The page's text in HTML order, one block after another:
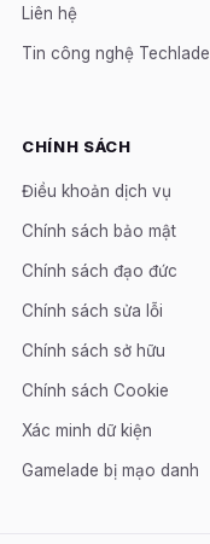
Liên hệ
Tin công nghệ Techlade
CHÍNH SÁCH
Điều khoản dịch vụ
Chính sách bảo mật
Chính sách đạo đức
Chính sách sửa lỗi
Chính sách sở hữu
Chính sách Cookie
Xác minh dữ kiện
Gamelade bị mạo danh